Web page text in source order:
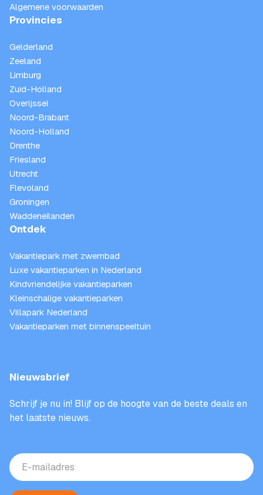
Algemene voorwaarden
Provincies
Gelderland
Zeeland
Limburg
Zuid-Holland
Overijssel
Noord-Brabant
Noord-Holland
Drenthe
Friesland
Utrecht
Flevoland
Groningen
Waddeneilanden
Ontdek
Vakantiepark met zwembad
Luxe vakantieparken in Nederland
Kindvriendelijke vakantieparken
Kleinschalige vakantieparken
Villapark Nederland
Vakantieparken met binnenspeeltuin
Nieuwsbrief
Schrijf je nu in! Blijf op de hoogte van de beste deals en
het laatste nieuws.
E-
mailadres